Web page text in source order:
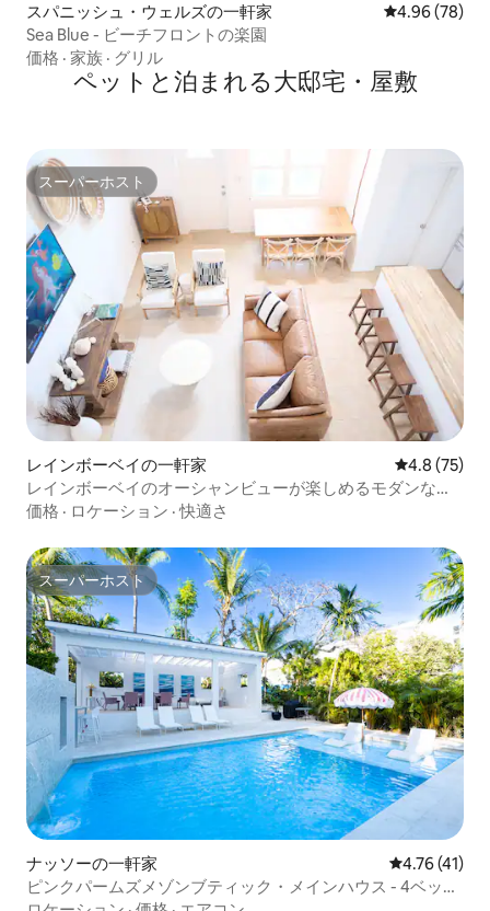
スパニッシュ・ウェルズの一軒家 レビュー78
4.96 (78)
Sea Blue - ビーチフロントの楽園
価格 · 家族 · グリル
ペットと泊まれる大邸宅・屋敷
スーパーホスト
スーパーホスト
レインボーベイの一軒家 レビュー75
4.8 (75)
レインボーベイのオーシャンビューが楽しめるモダンなビ
ーチコテージ
価格 · ロケーション ·快適さ
スーパーホスト
スーパーホスト
ナッソーの一軒家 レビュー41
4.76 (41)
ピンクパームズメゾンブティック・メインハウス - 4ベッド